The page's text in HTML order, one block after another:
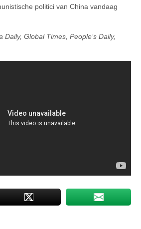
politici van China vandaag
Daily, Global Times, People’s Daily,